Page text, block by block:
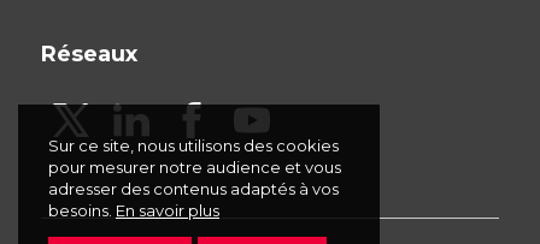
Réseaux
Sur ce site, nous utilisons des cookies
pour mesurer notre audience et vous
adresser des contenus adaptés à vos
besoins. En savoir plus